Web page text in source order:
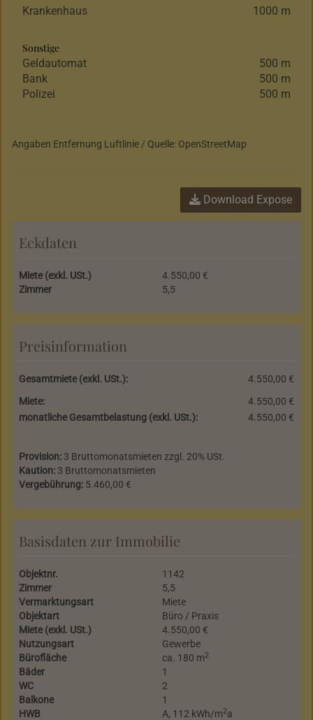
Krankenhaus
1000 m
Sonstige
Geldautomat
500 m
Bank
500 m
Polizei
500 m
Angaben Entfernung Luftlinie / Quelle: OpenStreetMap
Download Expose
Eckdaten
Miete (exkl. USt.)
4.550,00 €
Zimmer
5,5
Preisinformation
Gesamtmiete (exkl. USt.):
4.550,00 €
Miete:
4.550,00 €
monatliche Gesamtbelastung (exkl. USt.):
4.550,00 €
Provision: 3 Bruttomonatsmieten zzgl. 20% USt.
Kaution: 3 Bruttomonatsmieten
Vergebührung: 5.460,00 €
Basisdaten zur Immobilie
Objektnr.
1142
Zimmer
5,5
Vermarktungsart
Miete
Objektart
Büro / Praxis
Miete (exkl. USt.)
4.550,00 €
Nutzungsart
Gewerbe
Bürofläche
ca. 180 m2
Bäder
1
WC
2
Balkone
1
HWB
A, 112 kWh/m2a